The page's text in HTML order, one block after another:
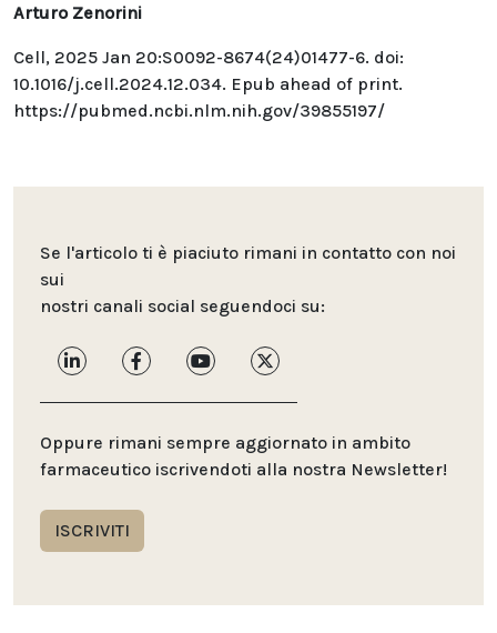
Arturo Zenorini
Cell, 2025 Jan 20:S0092-8674(24)01477-6. doi:
10.1016/j.cell.2024.12.034. Epub ahead of print.
https://pubmed.ncbi.nlm.nih.gov/39855197/
Se l'articolo ti è piaciuto rimani in contatto con noi
sui
nostri canali social seguendoci su:
Oppure rimani sempre aggiornato in ambito
farmaceutico iscrivendoti alla nostra Newsletter!
ISCRIVITI